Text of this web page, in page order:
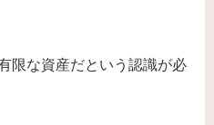
限な資産だという認識が必